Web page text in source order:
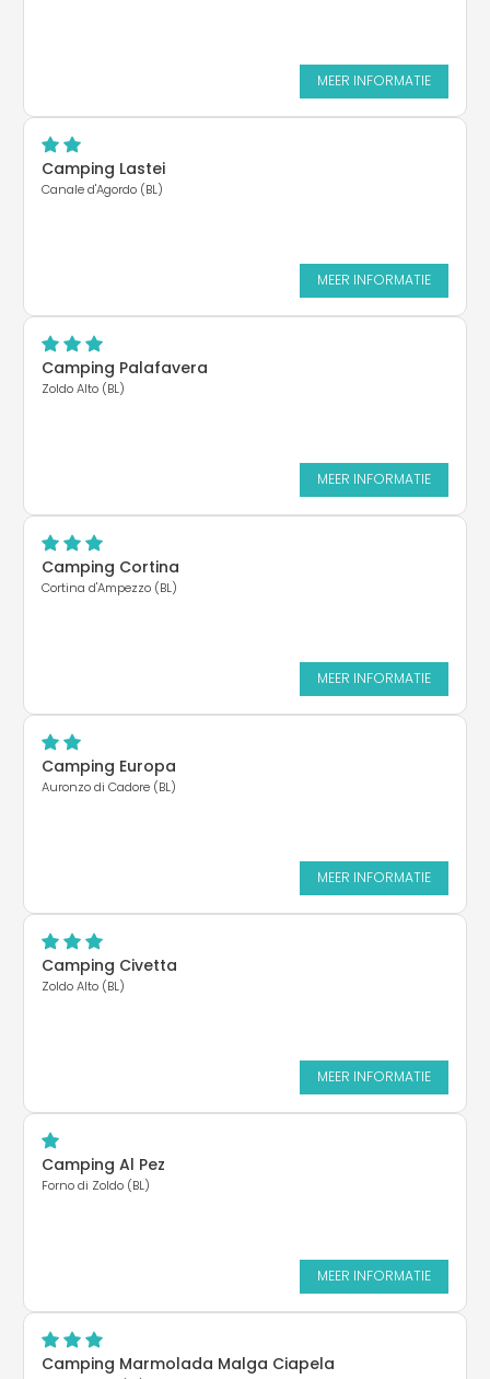
MEER INFORMATIE
Camping Lastei
Canale d'Agordo (BL)
MEER INFORMATIE
Camping Palafavera
Zoldo Alto (BL)
MEER INFORMATIE
Camping Cortina
Cortina d'Ampezzo (BL)
MEER INFORMATIE
Camping Europa
Auronzo di Cadore (BL)
MEER INFORMATIE
Camping Civetta
Zoldo Alto (BL)
MEER INFORMATIE
Camping Al Pez
Forno di Zoldo (BL)
MEER INFORMATIE
Camping Marmolada Malga Ciapela